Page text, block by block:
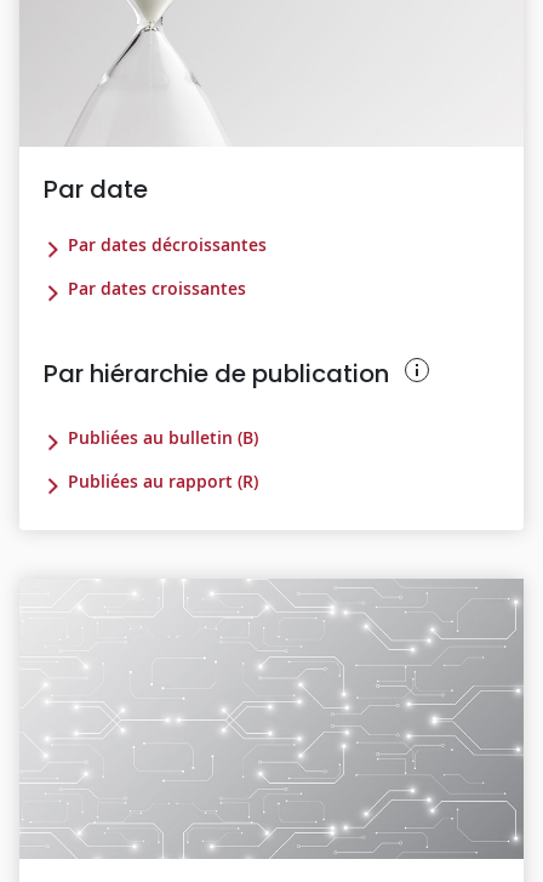
Par date
Par dates décroissantes
Par dates croissantes
Par hiérarchie de publication
Publiées au bulletin (B)
Publiées au rapport (R)